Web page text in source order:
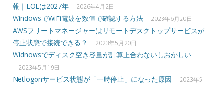
報｜EOLは2027年
2026年4月2日
WindowsでWiFi電波を数値で確認する方法 2023年6月20日
AWSフリートマネージャーはリモートデスクトップサービスが
停止状態で接続できる？
2023年5月20日
Widnowsでディスク空き容量が計算上合わないしおかしい
2023年5月19日
Netlogonサービス状態が「一時停止」になった原因
2023年5